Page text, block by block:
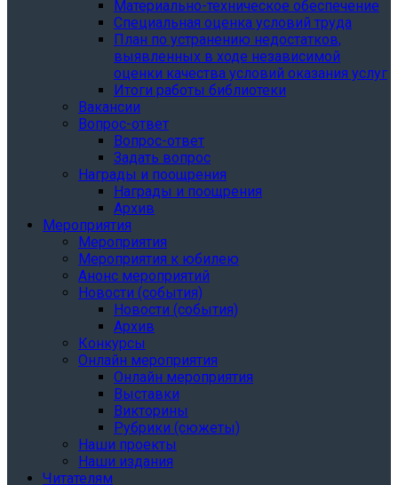
Материально-техническое обеспечение
Специальная оценка условий труда
План по устранению недостатков,
выявленных в ходе независимой
оценки качества условий оказания услуг
Итоги работы библиотеки
Вакансии
Вопрос-ответ
Вопрос-ответ
Задать вопрос
Награды и поощрения
Награды и поощрения
Архив
Мероприятия
Мероприятия
Мероприятия к юбилею
Анонс мероприятий
Новости (события)
Новости (события)
Архив
Конкурсы
Онлайн мероприятия
Онлайн мероприятия
Выставки
Викторины
Рубрики (сюжеты)
Наши проекты
Наши издания
Читателям